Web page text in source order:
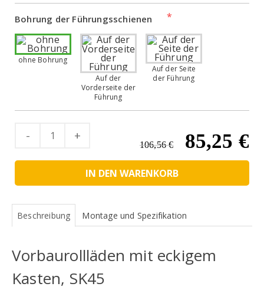
Bohrung der Führungsschienen
ohne Bohrung
Auf der
Vorderseite der
Führung
Auf der Seite
der Führung
Quantity
106,56€
Preis
war:
106,56 €
85,25 €
IN DEN WARENKORB
Beschreibung Montage und Spezifikation
Vorbaurollläden mit eckigem
Kasten, SK45